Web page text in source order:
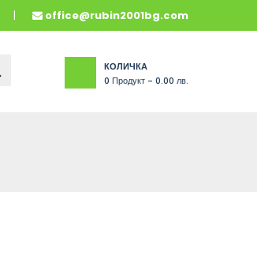
office@rubin2001bg.com
КОЛИЧКА
0 Продукт - 0.00 лв.